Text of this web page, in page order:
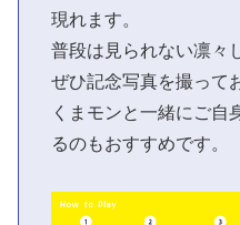
現れます。
普段は見られない凛々
ぜひ記念写真を撮って
くまモンと一緒にご自
るのもおすすめです。